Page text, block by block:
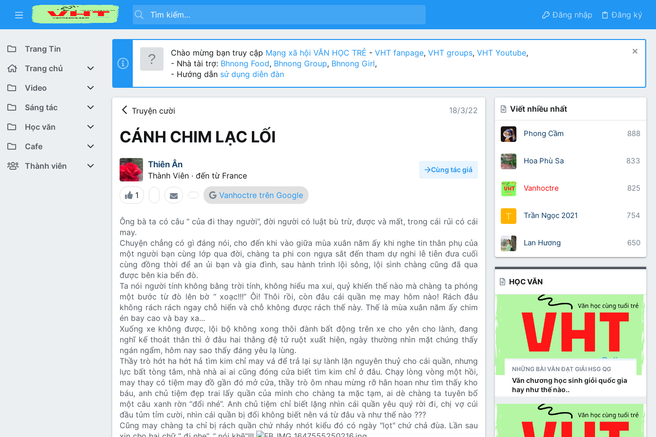
Đăng nhập Đăng ký
Trang Tin
Trang chủ
Diễn đàn
Bài viết mới
Có gì mới
Featured content
Bài viết mới
Video
Youtube VHT News
Youtube VHT
Tiktok
Sáng tác
Cuộc thi viết
Trại sáng tác
Liên hệ BTC
Học văn
Lớp 12
Lớp 11
Cafe
Cafe Văn chương
Thành viên
Chào mừng bạn truy cập Mạng xã hội VĂN HỌC TRẺ - VHT fanpage, VHT groups, VHT Youtube,
- Nhà tài trợ: Bhnong Food, Bhnong Group, Bhnong Girl,
- Hướng dẫn sử dụng diễn đàn
Truyện cười 18/3/22
CÁNH CHIM LẠC LỐI
Thiên Ân
Thành Viên · đến từ France
Cùng tác giả
1 Vanhoctre trên Google
Ông bà ta có câu “ của đi thay người”, đời người có luật bù trừ, được và mất, trong cái rủi có cái
may.
Chuyện chẳng có gì đáng nói, cho đến khi vào giữa mùa xuân năm ấy khi nghe tin thân phụ của
một người bạn cùng lớp qua đời, chàng ta phi con ngựa sắt đến tham dự nghi lễ tiễn đưa cuối
cùng đồng thời để an ủi bạn và gia đình, sau hành trình lội sông, lội sình chàng cũng đã qua
được bên kia bến đò.
Ta nói người tính không bằng trời tính, không hiểu ma xui, quỷ khiến thế nào mà chàng ta phóng
một bước từ đò lên bờ “ xoạc!!!” Ôi! Thôi rồi, còn đâu cái quần mẹ may hôm nào! Rách đâu
không rách rách ngay chỗ hiển và chỗ không được rách thế này. Thế là mùa xuân năm ấy chim
én bay cao và bay xa...
Xuống xe không được, lội bộ không xong thôi đành bất động trên xe cho yên cho lành, đang
nghĩ kế thoát thân thì ở đâu hai thằng đệ tử ruột xuất hiện, ngày thường nhìn mặt chúng thấy
ngán ngẩm, hôm nay sao thấy đáng yêu lạ lùng.
Thầy trò hớt ha hớt hả tìm kim chỉ may vá để trả lại sự lành lặn nguyên thuỷ cho cái quần, nhưng
lực bất tòng tâm, nhà nhà ai ai cũng đóng cửa biết tìm kim chỉ ở đâu. Chạy lòng vòng một hồi,
may thay có tiệm may đồ gần đó mở cửa, thầy trò ôm nhau mừng rỡ hân hoan như tìm thấy kho
báu, anh chủ tiệm đẹp trai lấy quần của mình cho chàng ta mặc tạm, ai dè chàng ta tuyên bố
một câu xanh rờn “đổi nhé”. Anh chủ tiệm chỉ biết lặng nhìn cái quần yêu quý rời đi, chị vợ cúi
đầu tủm tỉm cười, nhìn cái quần bị đổi không biết nên vá từ đâu và như thế nào ???
Cũng may chàng ta chỉ bị rách quần chứ nhảy nhót kiểu đó có ngày "lọt" chứ chả đùa. Lần sau
Viết nhiều nhất
888
Phong Cầm
833
Hoa Phù Sa
825
Vanhoctre
T 754
Trần Ngọc 2021
650
Lan Hương
HỌC VĂN
NHỮNG BÀI VĂN ĐẠT GIẢI HSG QG
Văn chương học sinh giỏi quốc gia
hay như thế nào..